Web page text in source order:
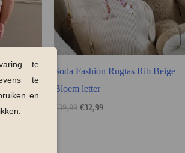
Soda Fashion Rugtas Rib Beige
Bloem letter
€39,99 €32,99